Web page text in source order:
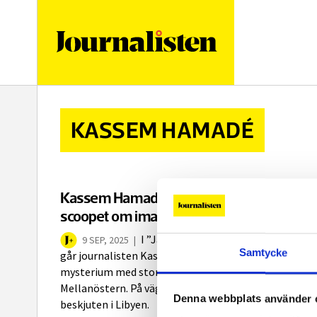
Samtycke
Denna webbplats använder
KASSEM HAMADÉ
Kassem Hamadé riskerade livet för
scoopet om imamen
9 SEP, 2025 | I ”Jakten på den försvunna imamen”
går journalisten Kassem Hamadé till botten med ett
mysterium med stora politiska konsekvenser i
Mellanöstern. På vägen blev han både kidnappad och
beskjuten i Libyen.